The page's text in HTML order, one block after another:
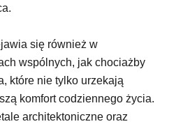
się również w
wspólnych, jak chociażby
które nie tylko urzekają
komfort codziennego życia.
architektoniczne oraz